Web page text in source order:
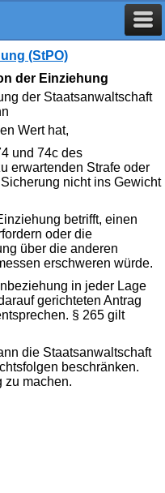
(StPO)
der Einziehung
der Staatsanwaltschaft
Wert hat,
und 74c des
erwartenden Strafe oder
nicht ins Gewicht
betrifft, einen
oder die
über die anderen
erschweren würde.
in jeder Lage
gerichteten Antrag
§ 265 gilt
die Staatsanwaltschaft
beschränken.
zu machen.